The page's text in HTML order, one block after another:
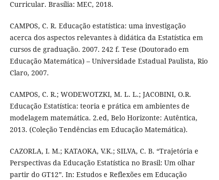
Curricular. Brasília: MEC, 2018.
CAMPOS, C. R. Educação estatística: uma investigação
acerca dos aspectos relevantes à didática da Estatística em
cursos de graduação. 2007. 242 f. Tese (Doutorado em
Educação Matemática) – Universidade Estadual Paulista, Rio
Claro, 2007.
CAMPOS, C. R.; WODEWOTZKI, M. L. L.; JACOBINI, O.R.
Educação Estatística: teoria e prática em ambientes de
modelagem matemática. 2.ed, Belo Horizonte: Autêntica,
2013. (Coleção Tendências em Educação Matemática).
CAZORLA, I. M.; KATAOKA, V.K.; SILVA, C. B. “Trajetória e
Perspectivas da Educação Estatística no Brasil: Um olhar
partir do GT12”. In: Estudos e Reflexões em Educação